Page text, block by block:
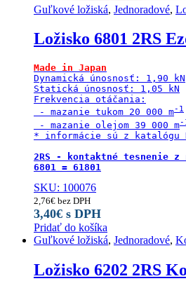
Guľkové ložiská, Jednoradové,
Ložisko 6801 2RS
Made in Japan
Dynamická únosnosť: 1,90 kN
Statická únosnosť: 1,05 kN
Frekvencia otáčania:
- mazanie tukom 20 000 m
- mazanie olejom 39 000 m
* informácie sú z katalógu
2RS - kontaktné tesnenie
6801 = 61801
SKU: 100076
2,76€ bez DPH
3,40€ s DPH
Pridať do košíka
Guľkové ložiská, Jednoradové,
Ložisko 6202 2RS